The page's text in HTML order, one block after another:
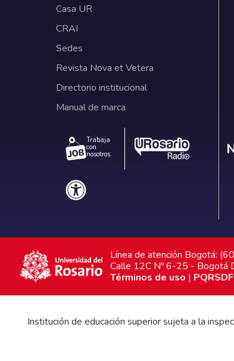
Casa UR
CRAI
Sedes
Revista Nova et Vetera
Directorio institucional
Manual de marca
Trabaja
con
nosotros.
Línea de atención Bogotá:
Calle 12C Nº 6-25 - Bogotá
Términos de uso |
Institución de educación superior sujeta a la